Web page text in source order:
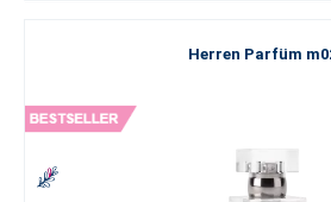
Herren Parfüm